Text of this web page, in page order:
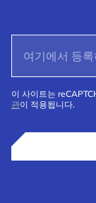
이 사이트는
관이 적용됩니다.